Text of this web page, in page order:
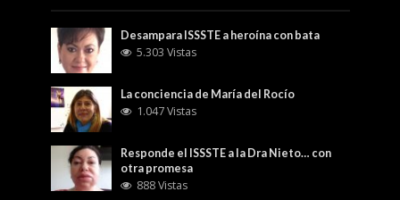
Desampara ISSSTE a heroína con bata
5.303 Vistas
La conciencia de María del Rocío
1.047 Vistas
Responde el ISSSTE a la Dra Nieto… con
otra promesa
888 Vistas